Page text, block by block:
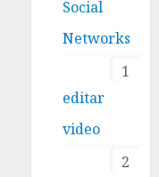
Social
Networks
1
editar
video
2